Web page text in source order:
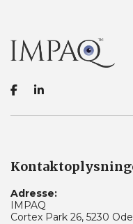
Adresse:
IMPAQ
Cortex Park 26, 5230